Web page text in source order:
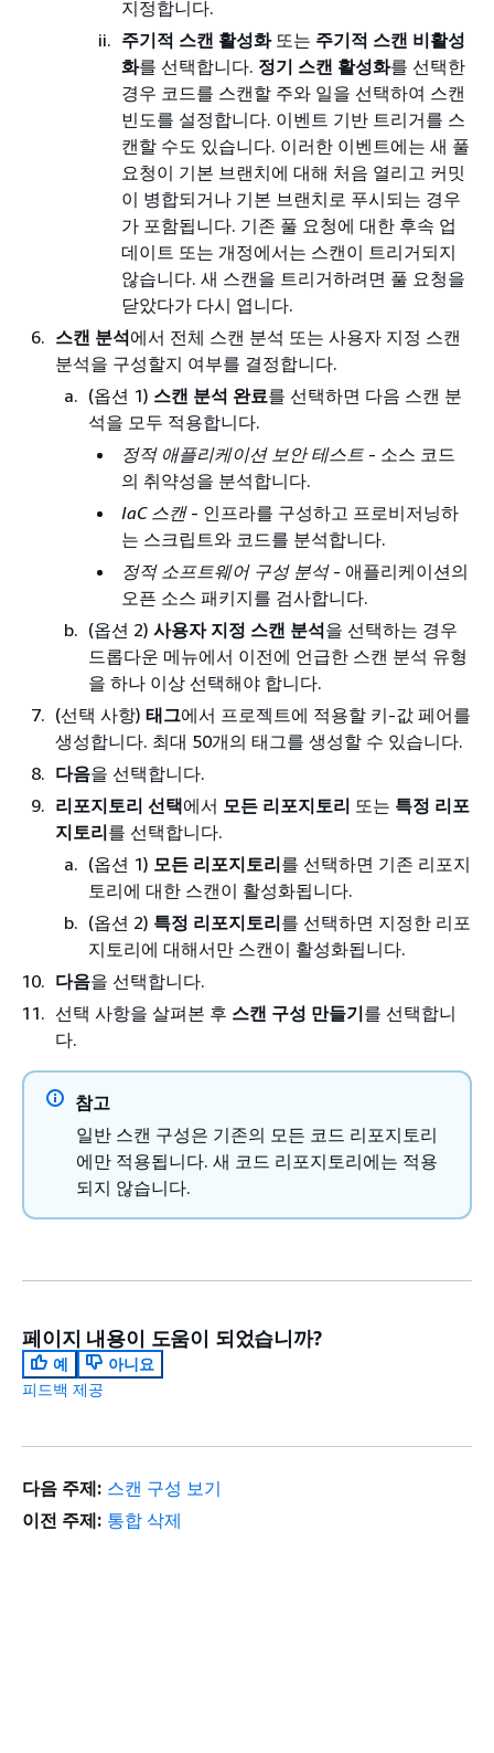
지정합니다.
주기적 스캔 활성화또는 주기적 스캔 비활성
화를 선택합니다. 정기 스캔 활성화를 선택한
경우 코드를 스캔할 주와 일을 선택하여 스캔
빈도를 설정합니다. 이벤트 기반 트리거를 스
캔할 수도 있습니다. 이러한 이벤트에는 새 풀
요청이 기본 브랜치에 대해 처음 열리고 커밋
이 병합되거나 기본 브랜치로 푸시되는 경우
가 포함됩니다. 기존 풀 요청에 대한 후속 업
데이트 또는 개정에서는 스캔이 트리거되지
않습니다. 새 스캔을 트리거하려면 풀 요청을
닫았다가 다시 엽니다.
스캔 분석에서 전체 스캔 분석 또는 사용자 지정 스캔
분석을 구성할지 여부를 결정합니다.
(옵션 1) 스캔 분석 완료를 선택하면 다음 스캔 분
석을 모두 적용합니다.
정적 애플리케이션 보안 테스트 - 소스 코드
의 취약성을 분석합니다.
IaC 스캔- 인프라를 구성하고 프로비저닝하
는 스크립트와 코드를 분석합니다.
정적 소프트웨어 구성 분석- 애플리케이션의
오픈 소스 패키지를 검사합니다.
(옵션 2) 사용자 지정 스캔 분석을 선택하는 경우
드롭다운 메뉴에서 이전에 언급한 스캔 분석 유형
을 하나 이상 선택해야 합니다.
(선택 사항) 태그에서 프로젝트에 적용할 키-값 페어를
생성합니다. 최대 50개의 태그를 생성할 수 있습니다.
다음을 선택합니다.
리포지토리 선택에서 모든 리포지토리 또는 특정 리포
지토리를 선택합니다.
(옵션 1) 모든 리포지토리를 선택하면 기존 리포지
토리에 대한 스캔이 활성화됩니다.
(옵션 2) 특정 리포지토리를 선택하면 지정한 리포
지토리에 대해서만 스캔이 활성화됩니다.
다음을 선택합니다.
선택 사항을 살펴본 후 스캔 구성 만들기를 선택합니
다.
참고
일반 스캔 구성은 기존의 모든 코드 리포지토리
에만 적용됩니다. 새 코드 리포지토리에는 적용
되지 않습니다.
페이지 내용이 도움이 되었습니까?
예
아니요
피드백 제공
다음 주제: 스캔 구성 보기
이전 주제: 통합 삭제